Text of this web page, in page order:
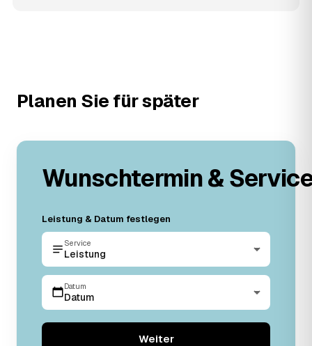
Planen Sie für später
Wunschtermin &
Leistung & Datum festlegen
Service
Leistung
Datum
Datum
Weiter